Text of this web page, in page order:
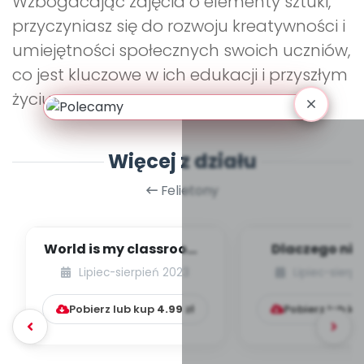
przyczyniasz się do rozwoju kreatywności i
umiejętności społecznych swoich uczniów,
co jest kluczowe w ich edukacji i przyszłym
życiu.
Więcej z działu
Felietony
World is my classroom!
Idea leśnego
przedszkola w Wielk...
Lipiec-sierpień 2023
Pobierz lub kup 4.99 zł
Dlaczego nie
ubierać
Pobierz lub